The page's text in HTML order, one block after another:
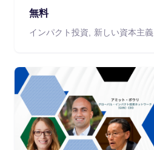
無料
インパクト投資
新しい資本主義